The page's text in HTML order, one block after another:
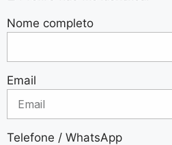
Nome completo
Email
Telefone / WhatsApp